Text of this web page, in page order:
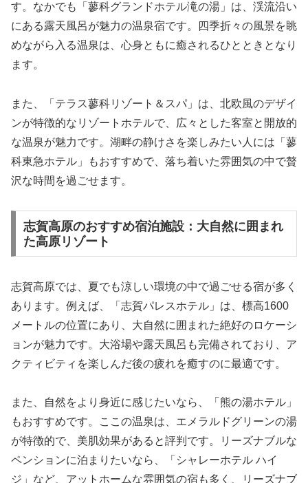
す。なかでも「蓼科グランドホテル滝の湯」は、渓流沿い
にある露天風呂が魅力の温泉宿です。四季折々の風景を眺
めながら入る温泉は、心身ともに癒されるひとときとなり
ます。
また、「テラス蓼科リゾート＆スパ」は、北欧風のデザイ
ンが特徴的なリゾートホテルで、広々とした客室と開放的
な温泉が魅力です。湖畔の静けさを楽しみたい人には「蓼
科東急ホテル」もおすすめで、落ち着いた雰囲気の中で贅
沢な時間を過ごせます。
志賀高原のおすすめ宿泊施設：大自然に囲まれ
た高原リゾート
志賀高原では、夏でも涼しい環境の中で過ごせる宿が多く
あります。例えば、「志賀パレスホテル」は、標高1600
メートルの位置にあり、大自然に囲まれた絶好のロケーシ
ョンが魅力です。大浴場や露天風呂も完備されており、ア
クティビティを楽しんだ後の疲れを癒すのに最適です。
また、自然をより身近に感じたいなら、「熊の湯ホテル」
もおすすめです。ここの温泉は、エメラルドグリーンの湯
が特徴的で、美肌効果があると評判です。リーズナブルな
ペンションに泊まりたいなら、「シャレーホテル ハイ
ジ」など、アットホームな雰囲気の宿も多く、リーズナブ